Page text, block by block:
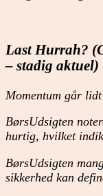
Last Hurrah?
– stadig aktuel)
Momentum går
BørsUdsigten
hurtig, hvilket
BørsUdsigten
sikkerhed kan